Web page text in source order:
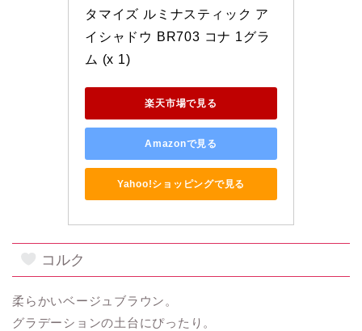
タマイズ ルミナスティック ア
イシャドウ BR703 コナ 1グラ
ム (x 1)
楽天市場で見る
Amazonで見る
Yahoo!ショッピングで見る
コルク
柔らかいベージュブラウン。
グラデーションの土台にぴったり。